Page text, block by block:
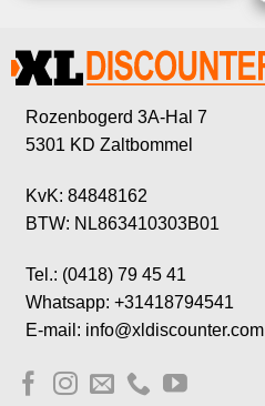
Rozenbogerd 3A-Hal 7
5301 KD Zaltbommel
KvK: 84848162
BTW: NL863410303B01
Tel.: (0418) 79 45 41
Whatsapp: +31418794541
E-mail: info@xldiscounter.com